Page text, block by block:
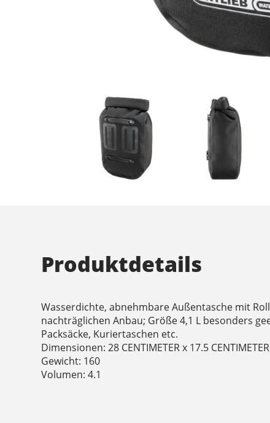
Produktdetails
Wasserdichte, abnehmbare Außentasche mit
nachträglichen Anbau; Größe 4,1 L besonders
Packsäcke, Kuriertaschen etc.
Dimensionen: 28 CENTIMETER x 17.5
Gewicht: 160
Volumen: 4.1